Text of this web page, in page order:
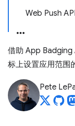
Web Push API
借助 App Badging
标上设置应用范围
Pete